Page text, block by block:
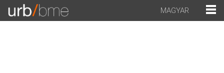
MAGYAR